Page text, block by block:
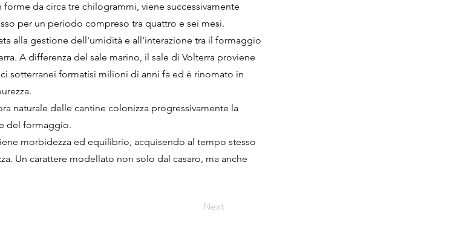
da circa tre chilogrammi, viene successivamente
per un periodo compreso tra quattro e sei mesi.
alla gestione dell'umidità e all'interazione tra il formaggio
A differenza del sale marino, il sale di Volterra proviene
sotterranei formatisi milioni di anni fa ed è rinomato in
naturale delle cantine colonizza progressivamente la
del formaggio.
morbidezza ed equilibrio, acquisendo al tempo stesso
Un carattere modellato non solo dal casaro, ma anche
Next